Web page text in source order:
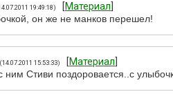
19:49:18) [Материал
он же не манков перешел!
(14.07.2011 15:53:33) [Материал
ним Стиви поздоровается..с